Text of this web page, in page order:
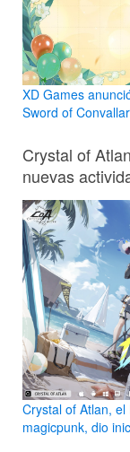
XD Games
Sword of
Crystal of
nuevas
Crystal of Atlan,
magicpunk, dio